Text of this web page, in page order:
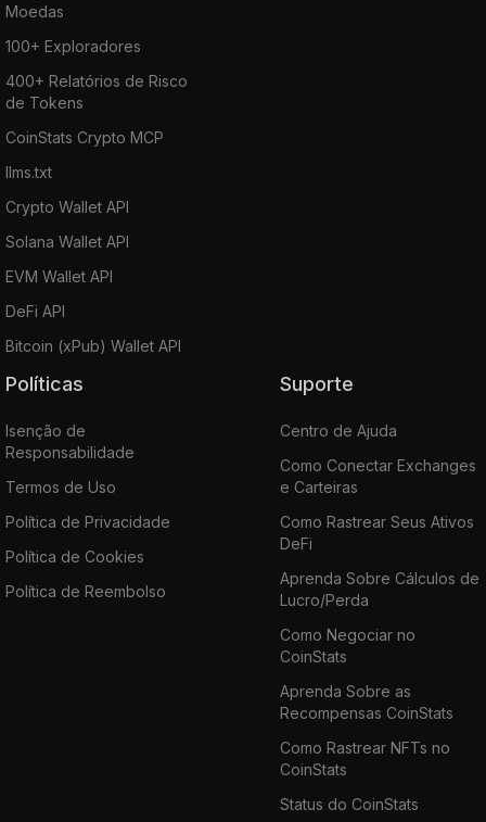
Moedas
100+ Exploradores
400+ Relatórios de Risco
de Tokens
CoinStats Crypto MCP
llms.txt
Crypto Wallet API
Solana Wallet API
EVM Wallet API
DeFi API
Bitcoin (xPub) Wallet API
Políticas
Isenção de
Responsabilidade
Termos de Uso
Política de Privacidade
Política de Cookies
Política de Reembolso
Suporte
Centro de Ajuda
Como Conectar Exchanges
e Carteiras
Como Rastrear Seus Ativos
DeFi
Aprenda Sobre Cálculos de
Lucro/Perda
Como Negociar no
CoinStats
Aprenda Sobre as
Recompensas CoinStats
Como Rastrear NFTs no
CoinStats
Status do CoinStats